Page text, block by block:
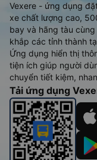
Vexere - ứng dụng
xe chất lượng cao,
bay và hãng tàu
khắp các tỉnh thành
Ứng dụng hiển thị
tiện ích giúp người
chuyển tiết kiệm,
Tải ứng dụng